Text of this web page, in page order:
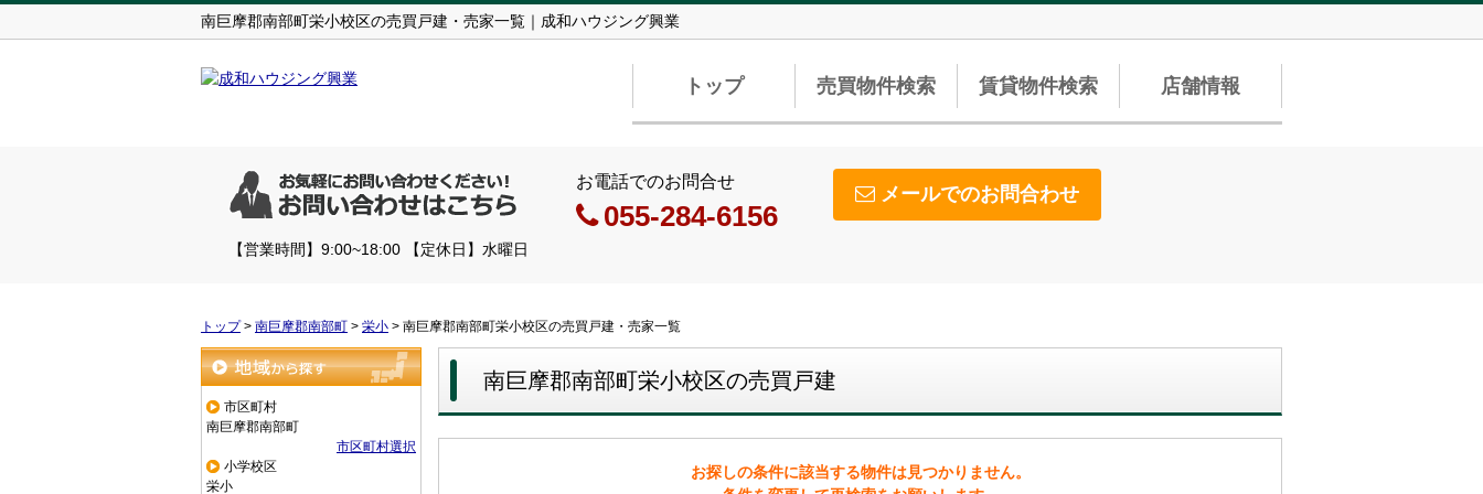
南巨摩郡南部町栄小校区の売買戸建・売家一覧｜成和ハウジング興業
トップ 売買物件検索 賃貸物件検索 店舗情報
お電話でのお問合せ
055-284-6156
メールでのお問合わせ
【営業時間】9:00~18:00 【定休日】水曜日
トップ> 南巨摩郡南部町 > 栄小 > 南巨摩郡南部町栄小校区の売買戸建・売家一覧
地域から探す
市区町村
南巨摩郡南部町
市区町村選択
小学校区
栄小
南巨摩郡南部町栄小校区の売買戸建
お探しの条件に該当する物件は見つかりません。